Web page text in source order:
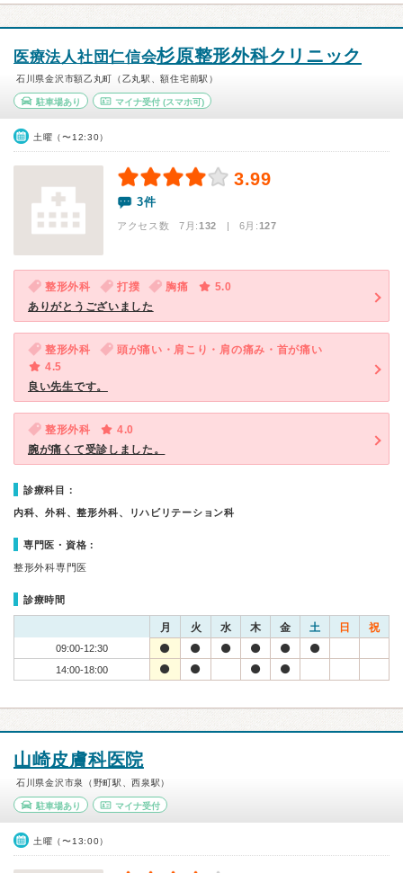
医療法人社団仁信会杉原整形外科クリニック
石川県金沢市額乙丸町（乙丸駅、額住宅前駅）
駐車場あり マイナ受付(スマホ可)
土曜（〜12:30）
3.99
3件
アクセス数 7月:132 | 6月:127
整形外科 打撲 胸痛
5.0
ありがとうございました
整形外科
頭が痛い・肩こり・肩の痛み・首が痛い
4.5
良い先生です。
整形外科
4.0
腕が痛くて受診しました。
診療科目：
内科、外科、整形外科、リハビリテーション科
専門医・資格：
整形外科専門医
診療時間
月 火 水 木 金 土 日 祝
09:00-12:30
14:00-18:00
山崎皮膚科医院
石川県金沢市泉（野町駅、西泉駅）
駐車場あり マイナ受付
土曜（〜13:00）